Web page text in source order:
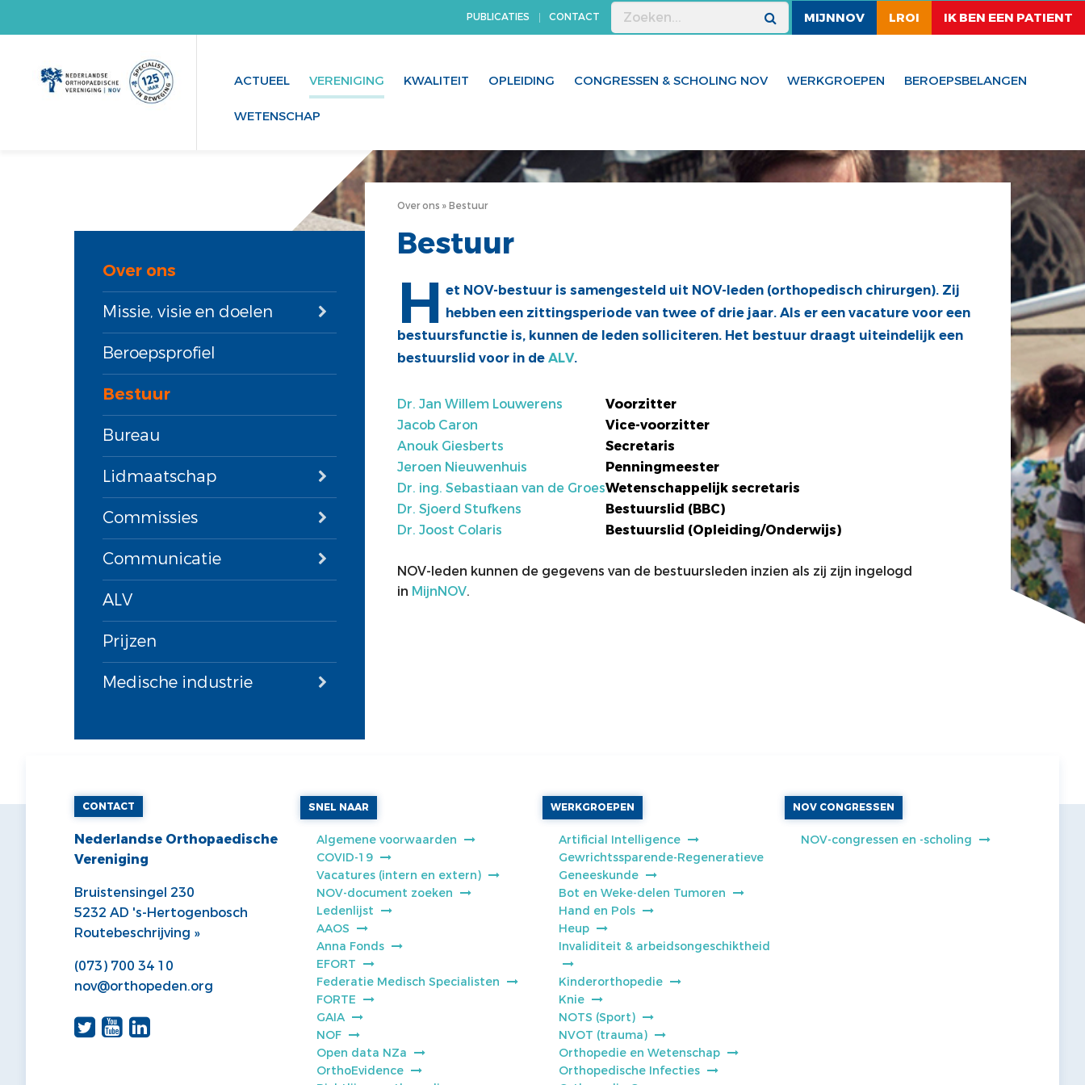
PUBLICATIES CONTACT MIJNNOV LROI IK BEN EEN PATIENT
ACTUEEL VERENIGING KWALITEIT OPLEIDING CONGRESSEN & SCHOLING NOV WERKGROEPEN BEROEPSBELANGEN
WETENSCHAP
Over ons
Missie, visie en doelen
Beroepsprofiel
Bestuur
Bureau
Lidmaatschap
Commissies
Communicatie
ALV
Prijzen
Medische industrie
Over ons Bestuur
Bestuur
H et NOV-bestuur is samengesteld uit NOV-leden (orthopedisch chirurgen). Zij
hebben een zittingsperiode van twee of drie jaar. Als er een vacature voor een
bestuursfunctie is, kunnen de leden solliciteren. Het bestuur draagt uiteindelijk een
bestuurslid voor in deALV.
Dr. Jan Willem Louwerens
Voorzitter
Jacob Caron
Vice-voorzitter
Anouk Giesberts
Secretaris
Jeroen Nieuwenhuis
Penningmeester
Dr. ing. Sebastiaan van de GroesWetenschappelijk secretaris
Dr. Sjoerd Stufkens
Bestuurslid (BBC)
Dr. Joost Colaris
Bestuurslid (Opleiding/Onderwijs)
NOV-leden kunnen de gegevens van de bestuursleden inzien als zij zijn ingelogd
in MijnNOV.
CONTACT
Nederlandse Orthopaedische
Vereniging
Bruistensingel 230
5232 AD 's-Hertogenbosch
Routebeschrijving »
(073) 700 34 10
nov@orthopeden.org
SNEL NAAR
Algemene voorwaarden
COVID-19
Vacatures (intern en extern)
NOV-document zoeken
Ledenlijst
AAOS
Anna Fonds
EFORT
Federatie Medisch Specialisten
FORTE
GAIA
NOF
Open data NZa
OrthoEvidence
WERKGROEPEN
Artificial Intelligence
Gewrichtssparende-Regeneratieve
Geneeskunde
Bot en Weke-delen Tumoren
Hand en Pols
Heup
Invaliditeit & arbeidsongeschiktheid
Kinderorthopedie
Knie
NOTS (Sport)
NVOT (trauma)
Orthopedie en Wetenschap
Orthopedische Infecties
NOV CONGRESSEN
NOV-congressen en -scholing